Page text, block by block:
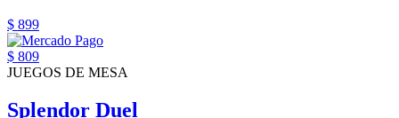
$ 899
$ 809
JUEGOS DE MESA
Splendor Duel